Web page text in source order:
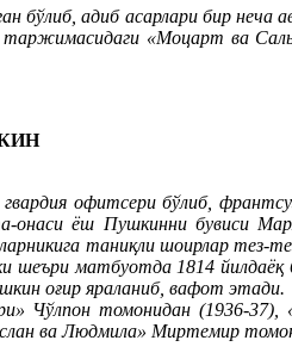
бўлиб, адиб асарлари бир
«Моцарт ва
офитсери бўлиб,
ёш Пушкинни бувиси
таниқли шоирлар тез-
шеъри матбуотда 1814
оғир яраланиб, вафот этади.
Чўлпон томонидан (1936-
ва Людмила» Миртемир